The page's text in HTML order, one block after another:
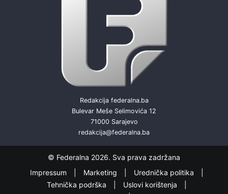
Redakcija federalna.ba
Bulevar Meše Selimovića 12
71000 Sarajevo
redakcija@federalna.ba
© Federalna 2026. Sva prava zadržana
Impressum
Marketing
Urednička politika
Tehnička podrška
Uslovi korištenja